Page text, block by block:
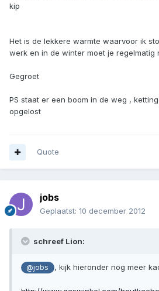
kip
Het is de lekkere warmte waarvoor ik
werk en in de winter moet je
Gegroet
PS staat er een boom in de weg ,
opgelost
Quote
jobs
Geplaatst: 10 december 2012
schreef Lion:
@jobs , kijk hieronder nog meer